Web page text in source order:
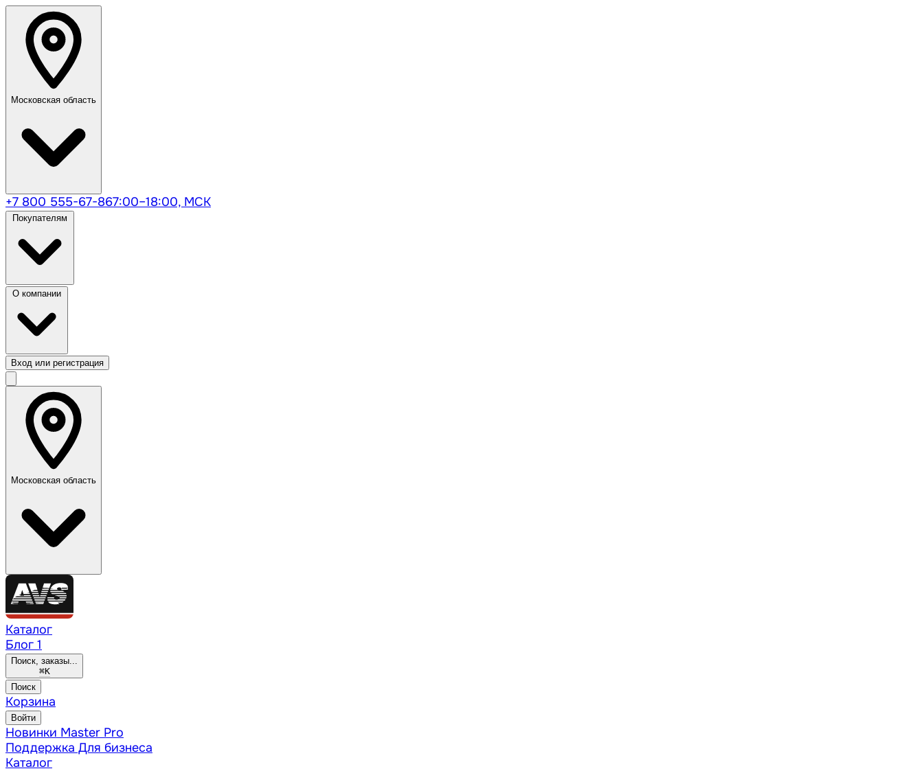
Московская область
+7 800 555-67-867:00–18:00, МСК
Вход или регистрация
Московская область
Каталог
Блог 1
Поиск, заказы...
⌘K
Поиск
Корзина
Войти
Новинки Master Pro
Поддержка Для бизнеса
Каталог